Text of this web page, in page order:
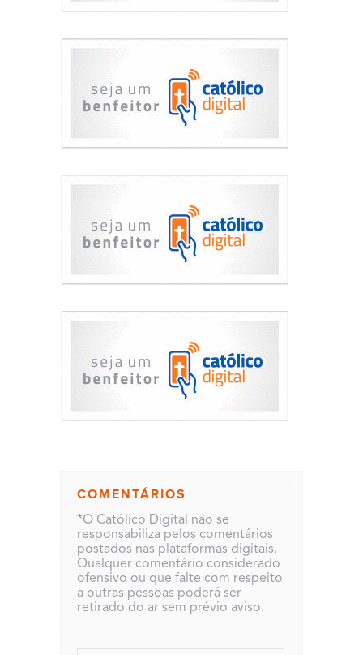
COMENTÁRIOS
*O Católico Digital não se
responsabiliza pelos comentários
postados nas plataformas digitais.
Qualquer comentário considerado
ofensivo ou que falte com respeito
a outras pessoas poderá ser
retirado do ar sem prévio aviso.